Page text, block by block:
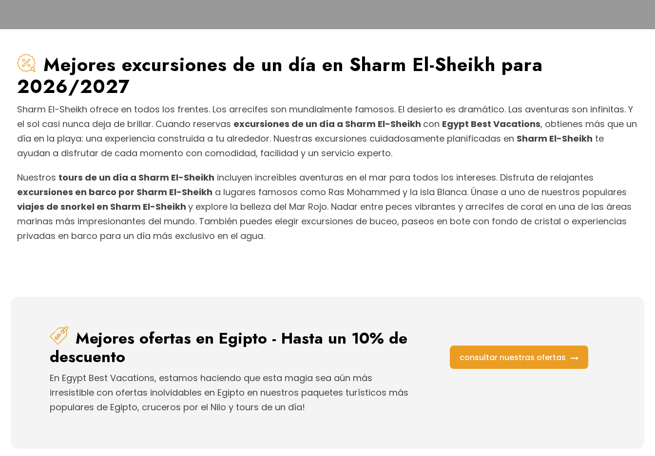
Mejores excursiones de un día en Sharm El-Sheikh para
2026/2027
Sharm El-Sheikh ofrece en todos los frentes. Los arrecifes son mundialmente famosos. El desierto es dramático. Las aventuras son infinitas. Y
el sol casi nunca deja de brillar. Cuando reservas excursiones de un día a Sharm El-Sheikh con Egypt Best Vacations, obtienes más que un
día en la playa: una experiencia construida a tu alrededor. Nuestras excursiones cuidadosamente planificadas en Sharm El-Sheikh te
ayudan a disfrutar de cada momento con comodidad, facilidad y un servicio experto.
Nuestros tours de un día a Sharm El-Sheikh incluyen increíbles aventuras en el mar para todos los intereses. Disfruta de relajantes
excursiones en barco por Sharm El-Sheikh a lugares famosos como Ras Mohammed y la isla Blanca. Únase a uno de nuestros populares
viajes de snorkel en Sharm El-Sheikh y explore la belleza del Mar Rojo. Nadar entre peces vibrantes y arrecifes de coral en una de las áreas
marinas más impresionantes del mundo. También puedes elegir excursiones de buceo, paseos en bote con fondo de cristal o experiencias
privadas en barco para un día más exclusivo en el agua.
Mejores ofertas en Egipto - Hasta un 10% de
descuento
En Egypt Best Vacations, estamos haciendo que esta magia sea aún más
irresistible con ofertas inolvidables en Egipto en nuestros paquetes turísticos más
populares de Egipto, cruceros por el Nilo y tours de un día!
consultar nuestras ofertas